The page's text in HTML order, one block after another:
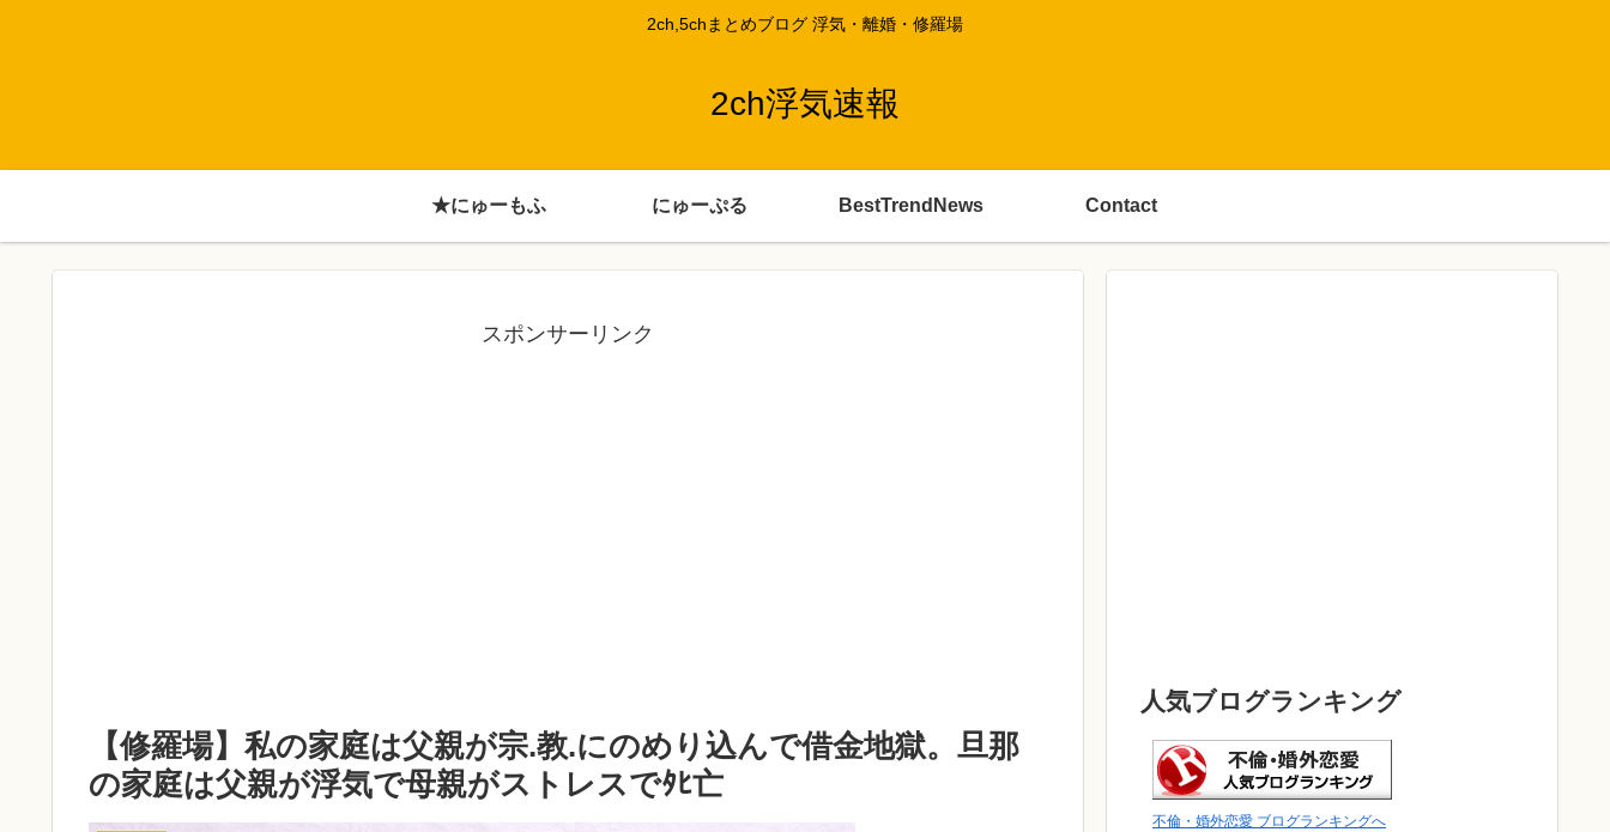
2ch,5chまとめブログ 浮気・離婚・修羅場
2ch浮気速報
★にゅーもふ にゅーぷる BestTrendNews Contact
スポンサーリンク
【修羅場】私の家庭は父親が宗.教.にのめり込んで借金地獄。旦那
の家庭は父親が浮気で母親がストレスでﾀﾋ亡
人気ブログランキング
不倫・婚外恋愛 ブログランキングへ